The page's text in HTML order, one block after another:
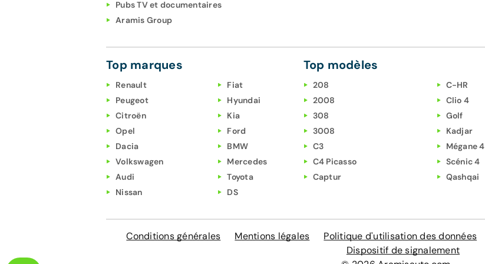
Pubs TV et documentaires
Aramis Group
Top marques
Renault
Peugeot
Citroën
Opel
Dacia
Volkswagen
Audi
Nissan
Fiat
Hyundai
Kia
Ford
BMW
Mercedes
Toyota
DS
Top modèles
208
2008
308
3008
C3
C4 Picasso
Captur
C-HR
Clio 4
Golf
Kadjar
Mégane 4
Scénic 4
Qashqai
Conditions générales Mentions légales Politique d'utilisation des données
Dispositif de signalement